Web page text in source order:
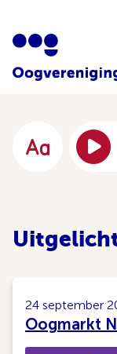
24 september
Oogmarkt